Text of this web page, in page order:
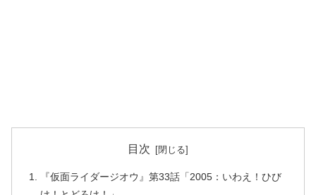
目次
『仮面ライダージオウ』第33話「2005：いわえ！ひび